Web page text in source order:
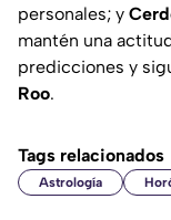
personales; y
mantén una
predicciones y
Roo.
Tags relacionados
Astrología